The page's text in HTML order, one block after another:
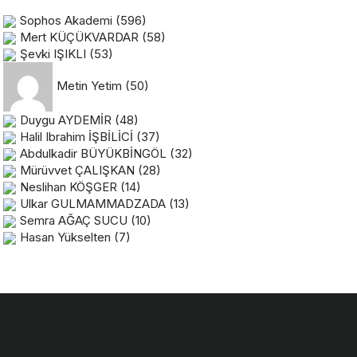
Sophos Akademi (596)
Mert KÜÇÜKVARDAR (58)
Şevki IŞIKLI (53)
Metin Yetim (50)
Duygu AYDEMİR (48)
Halil Ibrahim İŞBİLİCİ (37)
Abdulkadir BÜYÜKBİNGÖL (32)
Mürüvvet ÇALIŞKAN (28)
Neslihan KÖŞGER (14)
Ulkar GULMAMMADZADA (13)
Semra AĞAÇ SUCU (10)
Hasan Yükselten (7)